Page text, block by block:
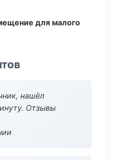
для малого
нашёл
Отзывы